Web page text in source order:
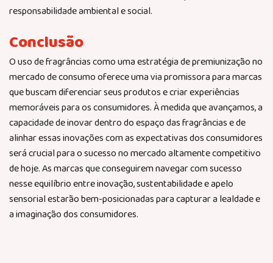
responsabilidade ambiental e social.
Conclusão
O uso de fragrâncias como uma estratégia de premiunização no
mercado de consumo oferece uma via promissora para marcas
que buscam diferenciar seus produtos e criar experiências
memoráveis para os consumidores. À medida que avançamos, a
capacidade de inovar dentro do espaço das fragrâncias e de
alinhar essas inovações com as expectativas dos consumidores
será crucial para o sucesso no mercado altamente competitivo
de hoje. As marcas que conseguirem navegar com sucesso
nesse equilíbrio entre inovação, sustentabilidade e apelo
sensorial estarão bem-posicionadas para capturar a lealdade e
a imaginação dos consumidores.